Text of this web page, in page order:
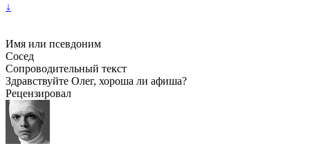
↓
Имя или псевдоним
Сосед
Сопроводительный текст
Здравствуйте Олег, хороша ли афиша?
Рецензировал